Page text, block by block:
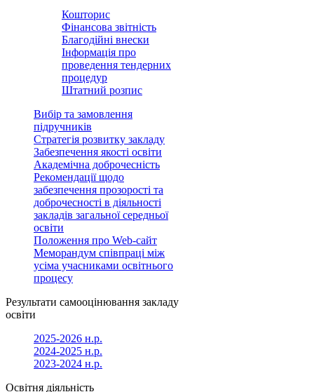
Кошторис
Фінансова звітність
Благодійні внески
Інформація про
проведення тендерних
процедур
Штатний розпис
Вибір та замовлення
підручників
Стратегія розвитку закладу
Забезпечення якості освіти
Академічна доброчесність
Рекомендації щодо
забезпечення прозорості та
доброчесності в діяльності
закладів загальної середньої
освіти
Положення про Web-сайт
Меморандум співпраці між
усіма учасниками освітнього
процесу
Результати самооцінювання закладу
освіти
2025-2026 н.р.
2024-2025 н.р.
2023-2024 н.р.
Освітня діяльність